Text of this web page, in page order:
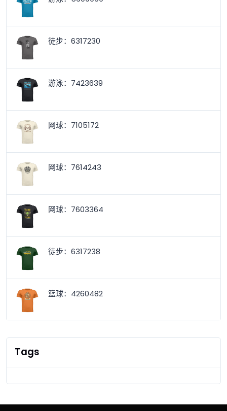
徒步：6317230
游泳：7423639
网球：7105172
网球：7614243
网球：7603364
徒步：6317238
篮球：4260482
Tags